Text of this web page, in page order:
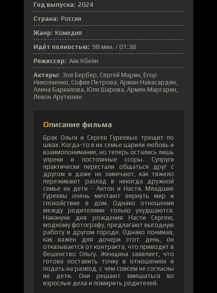
Год выпуска: 2024
Страна: Россия
Жанр: Комедия
Идёт полностью: 98 мин. / 01:38
Режиссер: Айк Кбеян
Актеры: Зоя Бербер, Сергей Марин, Егор
Николаенко, София Петрова, Арман Навасардян,
Алина Баркалова, Юля Шарова, Армен Маргарян,
Левон Арутюнян
Описание фильма
Брак Ольги и Сергея Гуреевых трещит по
швах. Когда-то в их семье царили любовь и
взаимопонимание, но теперь остались лишь
упреки и постоянные ссоры. Супруги
практически перестали общаться друг с
другом и даже не замечают, как тяжело
переживают разлад в некогда дружной
семье их дети - Антон и Настя. Младшие
Гуреевы очень мечтают вернуть мир и
спокойствие в дом. Однако отношения
между родителями только ухудшаются.
Накануне дня рождения Насти Сергею,
модному фотографу, предлагают выгодную
работу в другом городе. Однако понимая,
как важен для дочери этот день, он
отказывается от контракта, что приводит в
бешенство Ольгу. Женщина заявляет, что
готова поставить точку в отношениях и
подать на развод, с чем совсем не согласны
их дети. Они решают вмешаться во
взрослые дела и помирить родителей.